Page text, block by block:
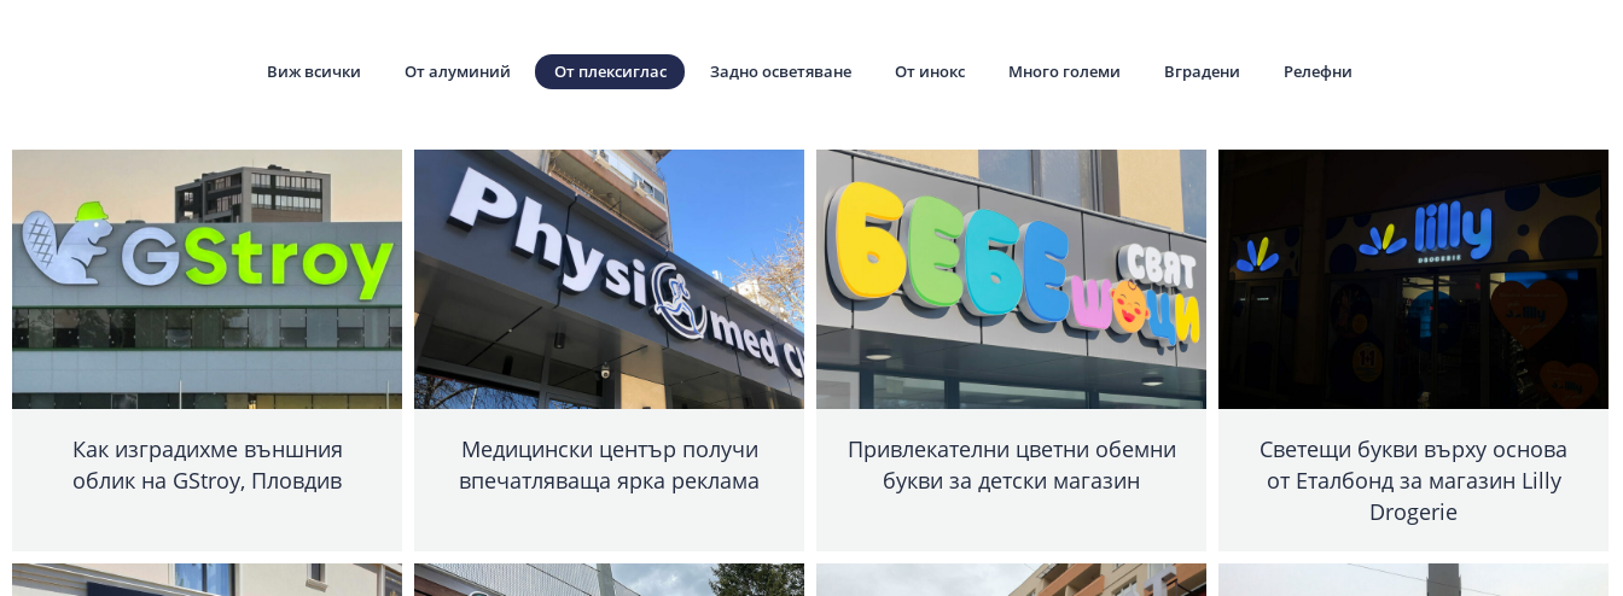
Виж всички От алуминий От плексиглас Задно осветяване От инокс Много големи Вградени Релефни
Как изградихме външния
облик на GStroy, Пловдив
Медицински център получи
впечатляваща ярка реклама
Привлекателни цветни обемни
букви за детски магазин
Светещи букви върху основа
от Еталбонд за магазин Lilly
Drogerie